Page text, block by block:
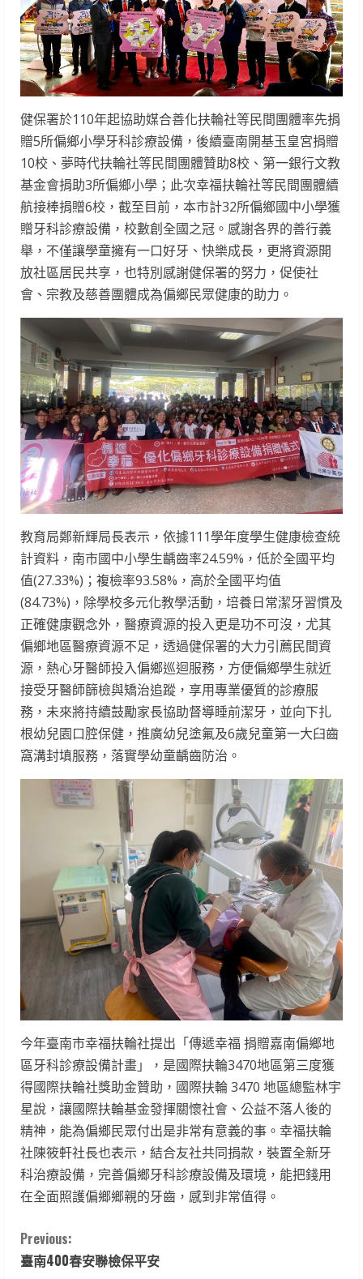
健保署於110年起協助媒合善化扶輪社等民間團體率先捐
贈5所偏鄉小學牙科診療設備，後續臺南開基玉皇宮捐贈
10校、夢時代扶輪社等民間團體贊助8校、第一銀行文教
基金會捐助3所偏鄉小學；此次幸福扶輪社等民間團體續
航接棒捐贈6校，截至目前，本市計32所偏鄉國中小學獲
贈牙科診療設備，校數創全國之冠。感謝各界的善行義
舉，不僅讓學童擁有一口好牙、快樂成長，更將資源開
放社區居民共享，也特別感謝健保署的努力，促使社
會、宗教及慈善團體成為偏鄉民眾健康的助力。
教育局鄭新輝局長表示，依據111學年度學生健康檢查統
計資料，南市國中小學生齲齒率24.59%，低於全國平均
值(27.33%)；複檢率93.58%，高於全國平均值
(84.73%)，除學校多元化教學活動，培養日常潔牙習慣及
正確健康觀念外，醫療資源的投入更是功不可沒，尤其
偏鄉地區醫療資源不足，透過健保署的大力引薦民間資
源，熱心牙醫師投入偏鄉巡迴服務，方便偏鄉學生就近
接受牙醫師篩檢與矯治追蹤，享用專業優質的診療服
務，未來將持續鼓勵家長協助督導睡前潔牙，並向下扎
根幼兒園口腔保健，推廣幼兒塗氟及6歲兒童第一大臼齒
窩溝封填服務，落實學幼童齲齒防治。
今年臺南市幸福扶輪社提出「傳遞幸福 捐贈嘉南偏鄉地
區牙科診療設備計畫」，是國際扶輪3470地區第三度獲
得國際扶輪社獎助金贊助，國際扶輪 3470 地區總監林宇
星說，讓國際扶輪基金發揮關懷社會、公益不落人後的
精神，能為偏鄉民眾付出是非常有意義的事。幸福扶輪
社陳筱軒社長也表示，結合友社共同捐款，裝置全新牙
科治療設備，完善偏鄉牙科診療設備及環境，能把錢用
在全面照護偏鄉鄉親的牙齒，感到非常值得。
C
Previous:
臺南400春安聯檢保平安